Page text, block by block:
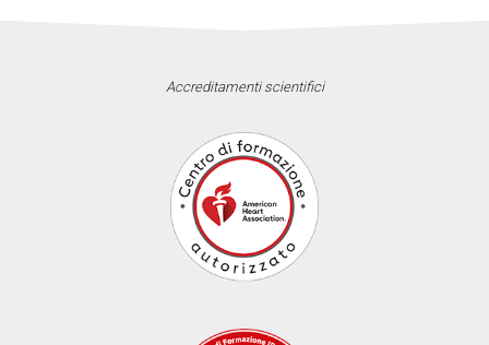
Accreditamenti scientifici